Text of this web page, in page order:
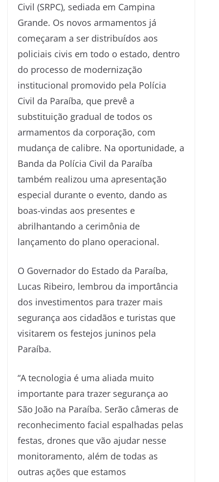
Civil (SRPC), sediada em Campina
Grande. Os novos armamentos já
começaram a ser distribuídos aos
policiais civis em todo o estado, dentro
do processo de modernização
institucional promovido pela Polícia
Civil da Paraíba, que prevê a
substituição gradual de todos os
armamentos da corporação, com
mudança de calibre. Na oportunidade, a
Banda da Polícia Civil da Paraíba
também realizou uma apresentação
especial durante o evento, dando as
boas-vindas aos presentes e
abrilhantando a cerimônia de
lançamento do plano operacional.
O Governador do Estado da Paraíba,
Lucas Ribeiro, lembrou da importância
dos investimentos para trazer mais
segurança aos cidadãos e turistas que
visitarem os festejos juninos pela
Paraíba.
“A tecnologia é uma aliada muito
importante para trazer segurança ao
São João na Paraíba. Serão câmeras de
reconhecimento facial espalhadas pelas
festas, drones que vão ajudar nesse
monitoramento, além de todas as
outras ações que estamos